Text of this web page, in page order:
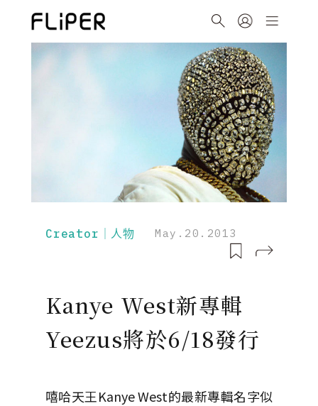
Creator｜人物 May.20.2013
Kanye West新專輯
Yeezus將於6/18發行
嘻哈天王Kanye West的最新專輯名字似